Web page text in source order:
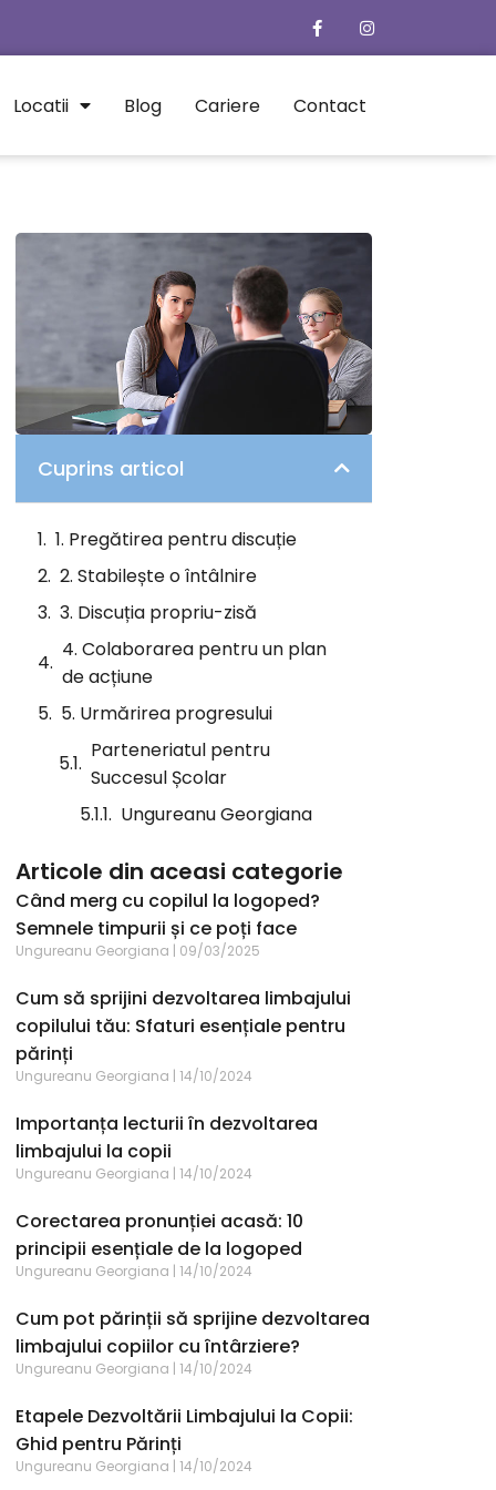
Locatii Blog Cariere Contact
Cuprins articol
1. Pregătirea pentru discuție
2. Stabilește o întâlnire
3. Discuția propriu-zisă
4. Colaborarea pentru un plan
de acțiune
5. Urmărirea progresului
Parteneriatul pentru
Succesul Școlar
Ungureanu Georgiana
Articole din aceasi categorie
Când merg cu copilul la logoped?
Semnele timpurii și ce poți face
Ungureanu Georgiana 09/03/2025
Cum să sprijini dezvoltarea limbajului
copilului tău: Sfaturi esențiale pentru
părinți
Ungureanu Georgiana 14/10/2024
Importanța lecturii în dezvoltarea
limbajului la copii
Ungureanu Georgiana 14/10/2024
Corectarea pronunției acasă: 10
principii esențiale de la logoped
Ungureanu Georgiana 14/10/2024
Cum pot părinții să sprijine dezvoltarea
limbajului copiilor cu întârziere?
Ungureanu Georgiana 14/10/2024
Etapele Dezvoltării Limbajului la Copii:
Ghid pentru Părinți
Ungureanu Georgiana 14/10/2024